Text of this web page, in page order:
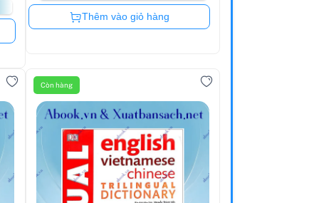
Còn hàng
Thêm vào giỏ hàng
Còn hàng